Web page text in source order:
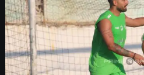
Γ ΕΘΝΙΚΗ
Α1 ΕΠΣΗ